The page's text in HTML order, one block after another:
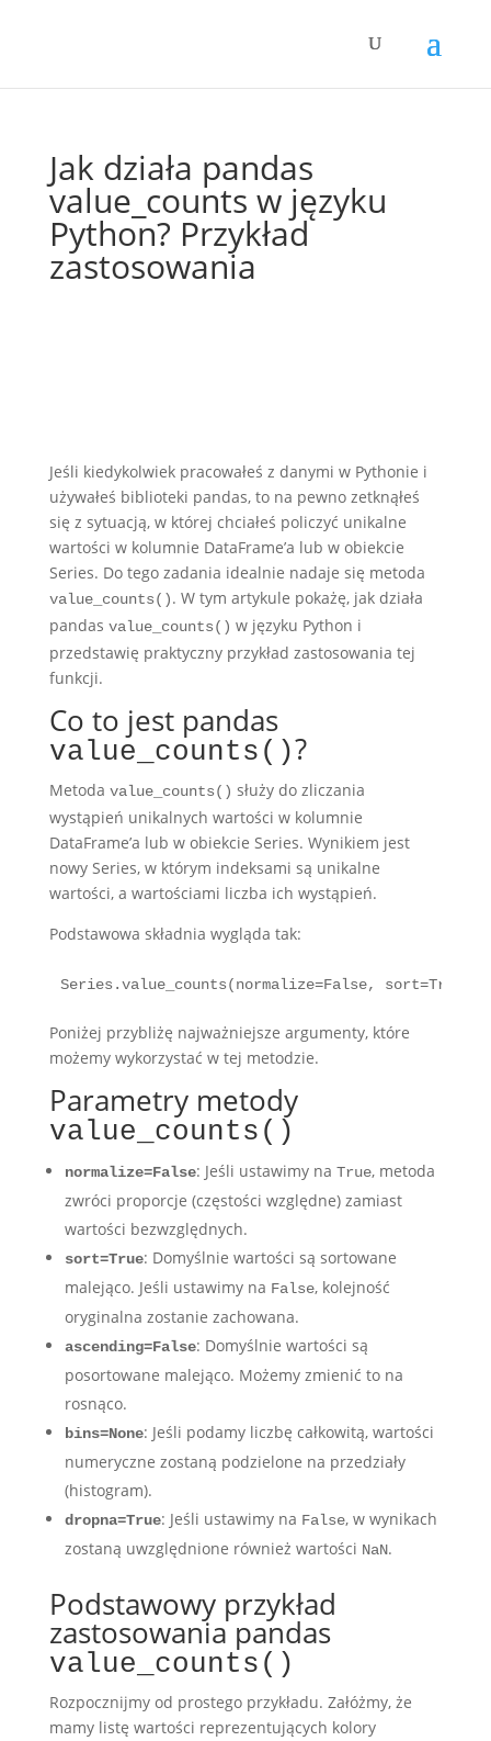
Jak działa pandas
value_counts w języku
Python? Przykład
zastosowania
Jeśli kiedykolwiek pracowałeś z danymi w Pythonie i
używałeś biblioteki pandas, to na pewno zetknąłeś
się z sytuacją, w której chciałeś policzyć unikalne
wartości w kolumnie DataFrame’a lub w obiekcie
Series. Do tego zadania idealnie nadaje się metoda
value_counts(). W tym artykule pokażę, jak działa
pandas value_counts() w języku Python i
przedstawię praktyczny przykład zastosowania tej
funkcji.
Co to jest pandas
value_counts()?
Metoda value_counts() służy do zliczania
wystąpień unikalnych wartości w kolumnie
DataFrame’a lub w obiekcie Series. Wynikiem jest
nowy Series, w którym indeksami są unikalne
wartości, a wartościami liczba ich wystąpień.
Podstawowa składnia wygląda tak:
Series.value_counts(normalize=False, sort=True,
Poniżej przybliżę najważniejsze argumenty, które
możemy wykorzystać w tej metodzie.
Parametry metody
value_counts()
normalize=False: Jeśli ustawimy na True, metoda
zwróci proporcje (częstości względne) zamiast
wartości bezwzględnych.
sort=True: Domyślnie wartości są sortowane
malejąco. Jeśli ustawimy na False, kolejność
oryginalna zostanie zachowana.
ascending=False: Domyślnie wartości są
posortowane malejąco. Możemy zmienić to na
rosnąco.
bins=None: Jeśli podamy liczbę całkowitą, wartości
numeryczne zostaną podzielone na przedziały
(histogram).
dropna=True: Jeśli ustawimy na False, w wynikach
zostaną uwzględnione również wartości NaN.
Podstawowy przykład
zastosowania pandas
value_counts()
Rozpocznijmy od prostego przykładu. Załóżmy, że
mamy listę wartości reprezentujących kolory